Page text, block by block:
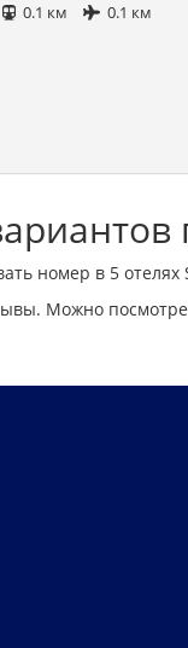
0.1 км
0.1 км
номер в 5
Можно